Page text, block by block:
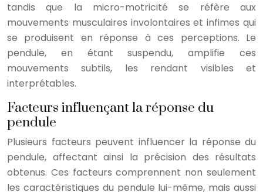
tandis que la micro-motricité se réfère aux
mouvements musculaires involontaires et infimes qui
se produisent en réponse à ces perceptions. Le
pendule, en étant suspendu, amplifie ces
mouvements subtils, les rendant visibles et
interprétables.
Facteurs influençant la réponse du
pendule
Plusieurs facteurs peuvent influencer la réponse du
pendule, affectant ainsi la précision des résultats
obtenus. Ces facteurs comprennent non seulement
les caractéristiques du pendule lui-même, mais aussi